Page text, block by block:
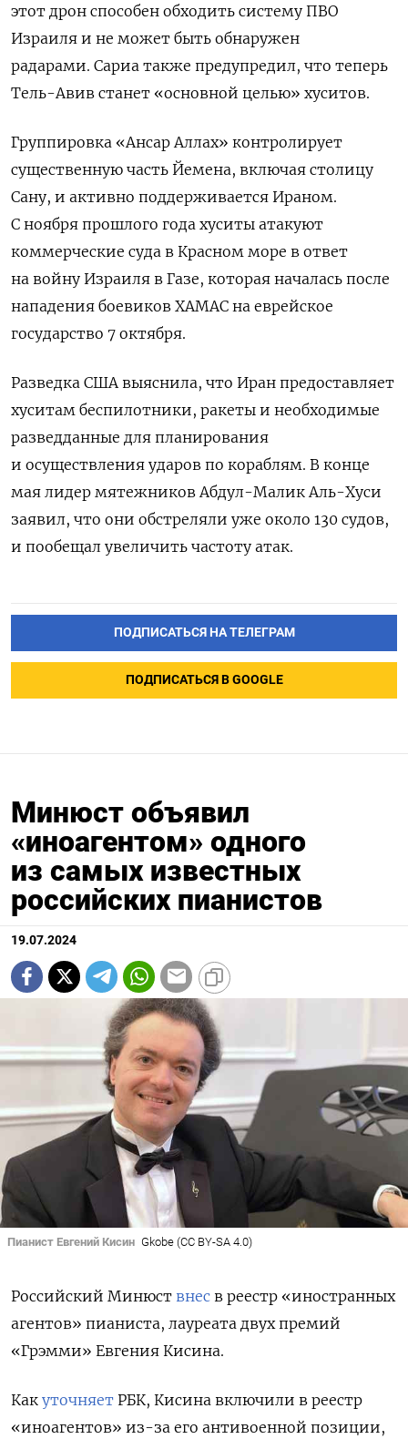
этот дрон способен обходить систему ПВО
Израиля и не может быть обнаружен
радарами. Сариа также предупредил, что теперь
Тель-Авив станет «основной целью» хуситов.
Группировка «Ансар Аллах» контролирует
существенную часть Йемена, включая столицу
Сану, и активно поддерживается Ираном.
С ноября прошлого года хуситы атакуют
коммерческие суда в Красном море в ответ
на войну Израиля в Газе, которая началась после
нападения боевиков ХАМАС на еврейское
государство 7 октября.
Разведка США выяснила, что Иран предоставляет
хуситам беспилотники, ракеты и необходимые
разведданные для планирования
и осуществления ударов по кораблям. В конце
мая лидер мятежников Абдул-Малик Аль-Хуси
заявил, что они обстреляли уже около 130 судов,
и пообещал увеличить частоту атак.
ПОДПИСАТЬСЯ НА ТЕЛЕГРАМ
ПОДПИСАТЬСЯ В GOOGLE
Минюст объявил
«иноагентом» одного
из самых известных
российских пианистов
19.07.2024
Пианист Евгений Кисин Gkobe (CC BY-SA 4.0)
Российский Минюст внес в реестр «иностранных
агентов» пианиста, лауреата двух премий
«Грэмми» Евгения Кисина.
Как уточняет РБК, Кисина включили в реестр
«иноагентов» из-за его антивоенной позиции,